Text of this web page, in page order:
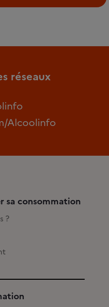
réseaux
Alcoolinfo
sa consommation
?